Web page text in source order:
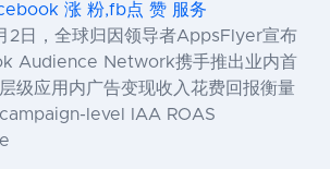
涨 粉,fb点 赞 服务
2日，全球归因领导者AppsFlyer宣布
Audience Network携手推出业内首
级应用内广告变现收入花费回报衡量
level IAA ROAS